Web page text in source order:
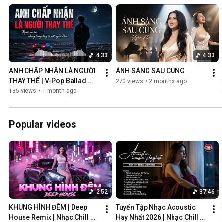
4:33
ANH CHẤP NHẬN LÀ NGƯỜI
THAY THẾ | V-Pop Ballad
Buồn
135 views • 1 month ago
4:33
ÁNH SÁNG SAU CÙNG
270 views • 2 months ago
Popular videos
2:52
KHUNG HÌNH ĐÊM | Deep
House Remix | Nhạc Chill
37:46
Tuyển Tập Nhạc Acoustic
Hay Nhất 2026 | Nhạc Chill